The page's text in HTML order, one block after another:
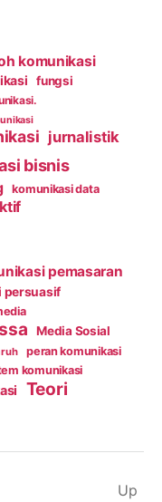
komunikasi
fungsi
jurnalistik
bisnis
komunikasi data
pemasaran
persuasif
Media Sosial
peran komunikasi
komunikasi
Teori
Up